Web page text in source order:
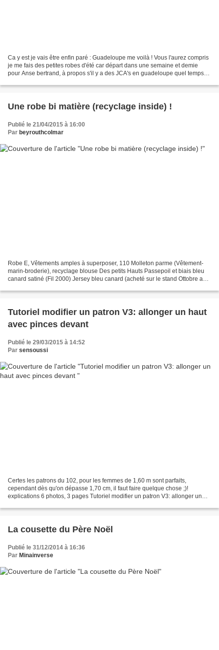
Ca y est je vais être enfin paré : Guadeloupe me voilà ! Vous l'aurez compris
je me fais des petites robes d'été car départ dans une semaine et demie
pour Anse bertrand, à propos s'il y a des JCA's en guadeloupe quel temps
Une robe bi matière (recyclage inside) !
Publié le 21/04/2015 à 16:00
Par beyrouthcolmar
Robe E, Vêtements amples à superposer, 110 Molleton parme (Vêtement-
marin-broderie), recyclage blouse Des petits Hauts Passepoil et biais bleu
canard satiné (Fil 2000) Jersey bleu canard (acheté sur le stand Ottobre au
Tutoriel modifier un patron V3: allonger un haut
avec pinces devant
Publié le 29/03/2015 à 14:52
Par sensoussi
Certes les patrons du 102, pour les femmes de 1,60 m sont parfaits,
cependant dès qu'on dépasse 1,70 cm, il faut faire quelque chose ;)!
explications 6 photos, 3 pages Tutoriel modifier un patron V3: allonger un
La cousette du Père Noël
Publié le 31/12/2014 à 16:36
Par Minainverse